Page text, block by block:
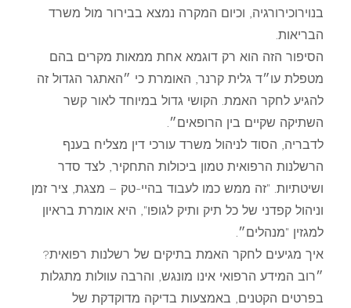
בנוירוכירורגיה, וכיום המקרה נמצא בבירור מול משרד
הבריאות.
הסיפור הזה הוא רק דוגמא אחת ממאות מקרים בהם
מטפלת עו״ד גלית קרנר, האומרת כי ״האתגר הגדול זה
להגיע לחקר האמת. הקושי גדול במיוחד לאור קשר
השתיקה שקיים בין הרופאים״.
לדבריה, הסוד לניהול משרד עורכי דין מצליח בענף
הרשלנות הרפואית טמון ביכולות התחקיר, לצד סדר
ושיטתיות. "זה ממש כמו לעבוד בהיי-טק – מצגת, ציר זמן
וניהול קפדני של כל תיק ותיק לגופו", היא אומרת בראיון
למגזין "מנהלים״.
איך מגיעים לחקר האמת בתיקים של רשלנות רפואית?
״רוב המידע הרפואי אינו מונגש, והרבה עוולות מתגלות
בפרטים הקטנים, באמצעות בדיקה מדוקדקת של